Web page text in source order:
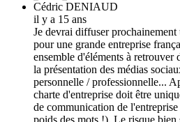
Cédric DENIAUD
il y a 15 ans
Je devrai diffuser
pour une grande entreprise
ensemble d'éléments à retrouver
la présentation des médias
personnelle / professionnelle...
charte d'entreprise doit être
de communication de